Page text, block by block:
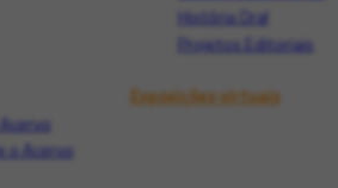
História Oral
Projetos Editoriais
o Acervo
Exposições virtuais